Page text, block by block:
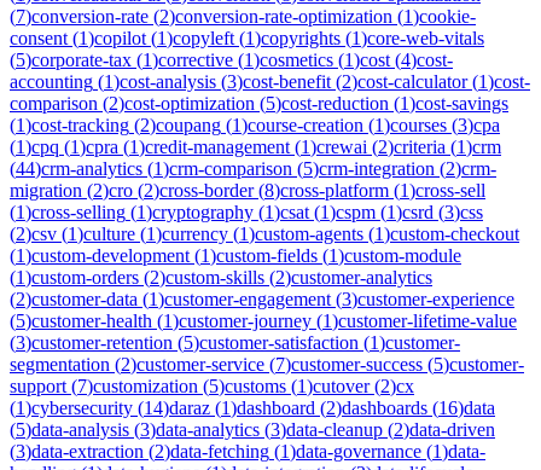
(7)conversion-rate (2)conversion-rate-optimization (1)cookie-
consent (1)copilot (1)copyleft (1)copyrights (1)core-web-vitals
(5)corporate-tax (1)corrective (1)cosmetics (1)cost (4)cost-
accounting (1)cost-analysis (3)cost-benefit (2)cost-calculator(1)cost-
comparison (2)cost-optimization (5)cost-reduction (1)cost-savings
(1)cost-tracking (2)coupang (1)course-creation (1)courses (3)cpa
(1)cpq (1)cpra (1)credit-management (1)crewai (2)criteria (1)crm
(44)crm-analytics (1)crm-comparison (5)crm-integration (2)crm-
migration (2)cro (2)cross-border(8)cross-platform (1)cross-sell
(1)cross-selling (1)cryptography (1)csat (1)cspm (1)csrd (3)css
(2)csv (1)culture (1)currency (1)custom-agents (1)custom-checkout
(1)custom-development (1)custom-fields (1)custom-module
(1)custom-orders (2)custom-skills (2)customer-analytics
(2)customer-data (1)customer-engagement (3)customer-experience
(5)customer-health (1)customer-journey (1)customer-lifetime-value
(3)customer-retention (5)customer-satisfaction (1)customer-
segmentation (2)customer-service (7)customer-success (5)customer-
support (7)customization (5)customs (1)cutover(2)cx
(1)cybersecurity (14)daraz (1)dashboard (2)dashboards (16)data
(5)data-analysis (3)data-analytics (3)data-cleanup (2)data-driven
(3)data-extraction (2)data-fetching (1)data-governance (1)data-